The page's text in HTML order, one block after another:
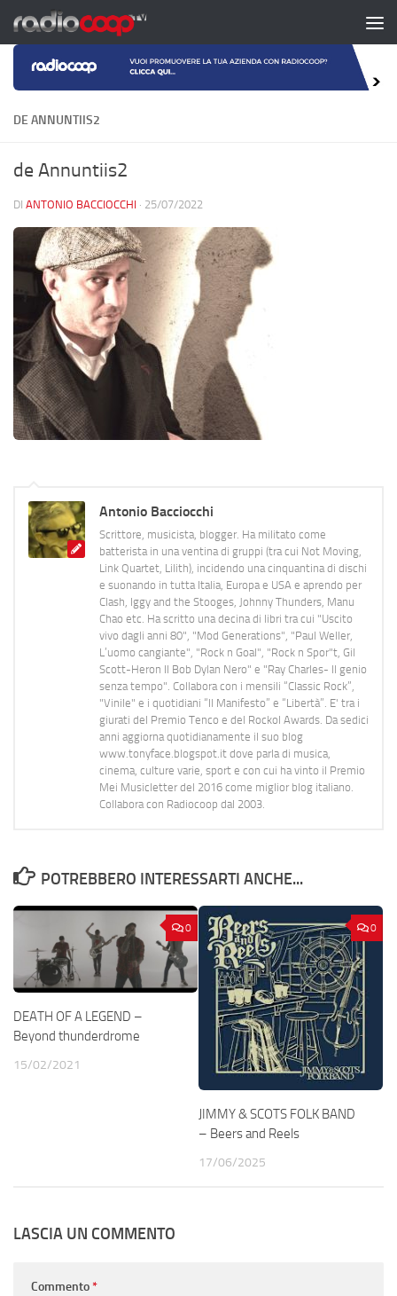
Salta al contenuto
DE ANNUNTIIS2
de Annuntiis2
DI ANTONIO BACCIOCCHI · 25/07/2022
Antonio Bacciocchi
Scrittore, musicista, blogger. Ha militato come
batterista in una ventina di gruppi (tra cui Not Moving,
Link Quartet, Lilith), incidendo una cinquantina di dischi
e suonando in tutta Italia, Europa e USA e aprendo per
Clash, Iggy and the Stooges, Johnny Thunders, Manu
Chao etc. Ha scritto una decina di libri tra cui "Uscito
vivo dagli anni 80", "Mod Generations", "Paul Weller,
L’uomo cangiante", "Rock n Goal", "Rock n Spor"t, Gil
Scott-Heron Il Bob Dylan Nero" e "Ray Charles- Il genio
senza tempo". Collabora con i mensili “Classic Rock”,
"Vinile" e i quotidiani “Il Manifesto” e “Libertà”. E' tra i
giurati del Premio Tenco e del Rockol Awards. Da sedici
anni aggiorna quotidianamente il suo blog
www.tonyface.blogspot.it dove parla di musica,
cinema, culture varie, sport e con cui ha vinto il Premio
Mei Musicletter del 2016 come miglior blog italiano.
Collabora con Radiocoop dal 2003.
POTREBBERO INTERESSARTI ANCHE...
0
DEATH OF A LEGEND –
Beyond thunderdrome
15/02/2021
0
JIMMY & SCOTS FOLK BAND
– Beers and Reels
17/06/2025
LASCIA UN COMMENTO
Commento*